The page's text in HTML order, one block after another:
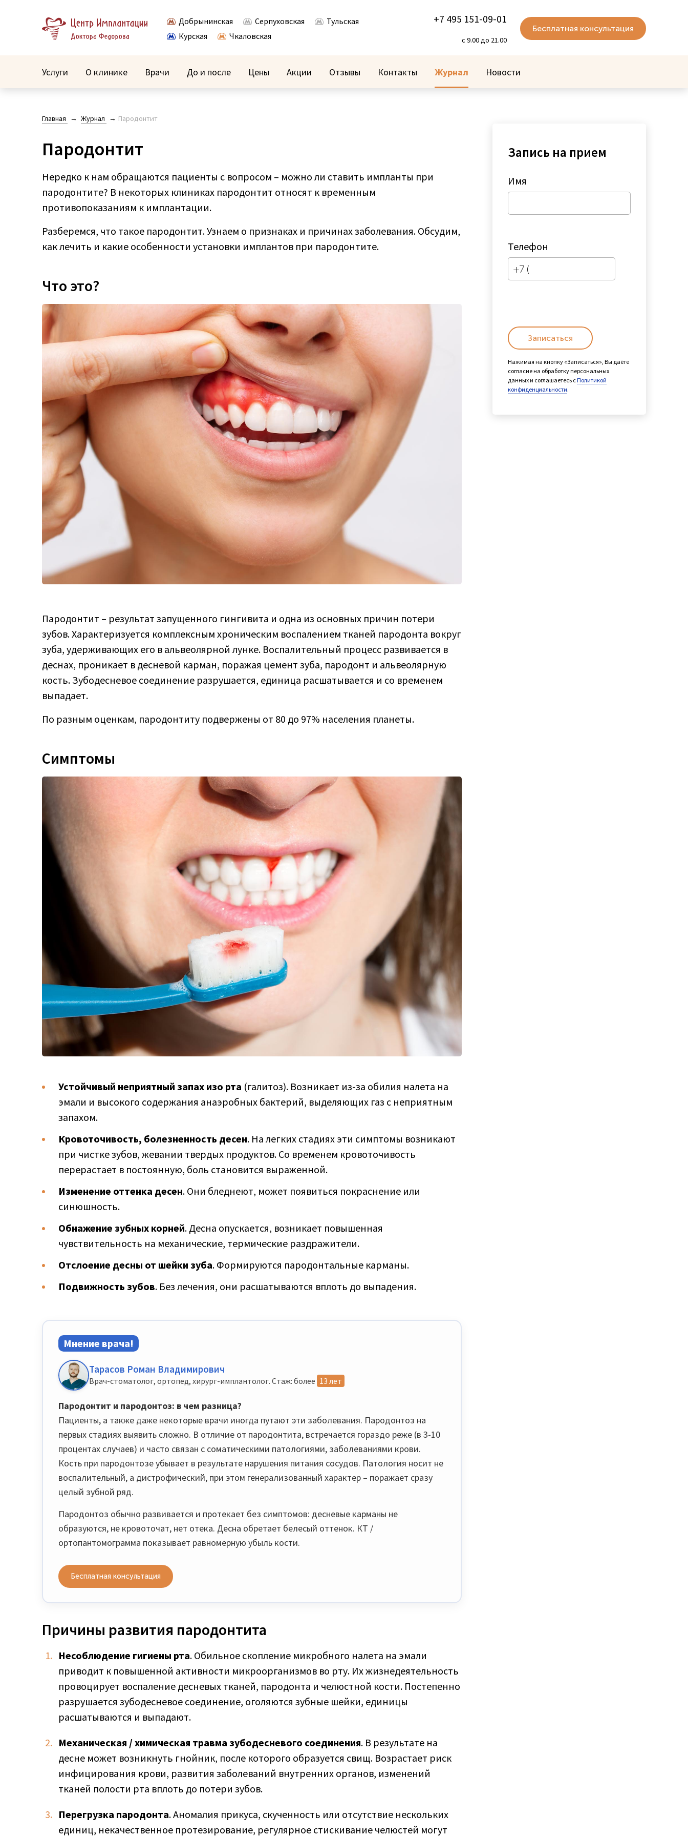
Добрынинская Серпуховская
Тульская
Курская
Чкаловская
+7 495 151-09-01
с 9.00 до 21.00
Бесплатная консультация
Услуги О клинике Врачи До и после Цены Акции Отзывы Контакты Журнал Новости
Главная Журнал Пародонтит
Пародонтит
Нередко к нам обращаются пациенты с вопросом – можно ли ставить импланты при
пародонтите? В некоторых клиниках пародонтит относят к временным
противопоказаниям к имплантации.
Разберемся, что такое пародонтит. Узнаем о признаках и причинах заболевания. Обсудим,
как лечить и какие особенности установки имплантов при пародонтите.
Что это?
Пародонтит – результат запущенного гингивита и одна из основных причин потери
зубов. Характеризуется комплексным хроническим воспалением тканей пародонта вокруг
зуба, удерживающих его в альвеолярной лунке. Воспалительный процесс развивается в
деснах, проникает в десневой карман, поражая цемент зуба, пародонт и альвеолярную
кость. Зубодесневое соединение разрушается, единица расшатывается и со временем
выпадает.
По разным оценкам, пародонтиту подвержены от 80 до 97% населения планеты.
Симптомы
Устойчивый неприятный запах изо рта (галитоз). Возникает из-за обилия налета на
эмали и высокого содержания анаэробных бактерий, выделяющих газ с неприятным
запахом.
Кровоточивость, болезненность десен. На легких стадиях эти симптомы возникают
при чистке зубов, жевании твердых продуктов. Со временем кровоточивость
перерастает в постоянную, боль становится выраженной.
Изменение оттенка десен. Они бледнеют, может появиться покраснение или
синюшность.
Обнажение зубных корней. Десна опускается, возникает повышенная
чувствительность на механические, термические раздражители.
Отслоение десны от шейки зуба. Формируются пародонтальные карманы.
Подвижность зубов. Без лечения, они расшатываются вплоть до выпадения.
Мнение врача!
Тарасов Роман Владимирович
Врач-стоматолог, ортопед, хирург-имплантолог. Стаж: более 13 лет
Пародонтит и пародонтоз: в чем разница?
Пациенты, а также даже некоторые врачи иногда путают эти заболевания. Пародонтоз на
первых стадиях выявить сложно. В отличие от пародонтита, встречается гораздо реже (в 3-10
процентах случаев) и часто связан с соматическими патологиями, заболеваниями крови.
Кость при пародонтозе убывает в результате нарушения питания сосудов. Патология носит не
воспалительный, а дистрофический, при этом генерализованный характер – поражает сразу
целый зубной ряд.
Пародонтоз обычно развивается и протекает без симптомов: десневые карманы не
образуются, не кровоточат, нет отека. Десна обретает белесый оттенок. КТ /
ортопантомограмма показывает равномерную убыль кости.
Бесплатная консультация
Причины развития пародонтита
Несоблюдение гигиены рта. Обильное скопление микробного налета на эмали
приводит к повышенной активности микроорганизмов во рту. Их жизнедеятельность
провоцирует воспаление десневых тканей, пародонта и челюстной кости. Постепенно
разрушается зубодесневое соединение, оголяются зубные шейки, единицы
расшатываются и выпадают.
Механическая / химическая травма зубодесневого соединения. В результате на
десне может возникнуть гнойник, после которого образуется свищ. Возрастает риск
инфицирования крови, развития заболеваний внутренних органов, изменений
тканей полости рта вплоть до потери зубов.
Перегрузка пародонта. Аномалия прикуса, скученность или отсутствие нескольких
единиц, некачественное протезирование, регулярное стискивание челюстей могут
Запись на прием
Имя
Телефон
Записаться
Нажимая на кнопку «Записаться», Вы даёте
согласие на обработку персональных
данных и соглашаетесь сПолитикой
конфиденциальности.